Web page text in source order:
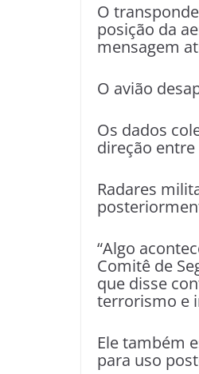
O
posição da
mensagem
O avião
Os dados
direção
Radares
“Algo
Comitê de
que disse
terrorismo e
Ele também
para uso